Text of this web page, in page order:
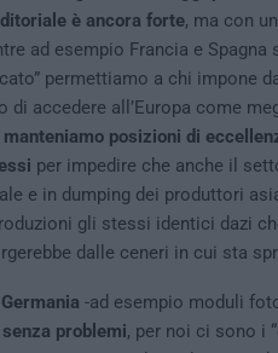
è ancora forte, ma con
ad esempio Francia e
permettiamo a chi impone
accedere all’Europa come
posizioni di
per impedire che anche il
e in dumping dei produttori
gli stessi identici dazi
dalle ceneri in cui sta
-ad esempio moduli
problemi, per noi ci sono i